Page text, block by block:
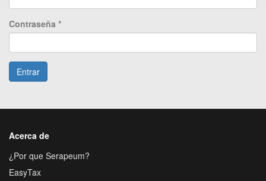
Contraseña *
Entrar
Acerca de
¿Por que Serapeum?
EasyTax